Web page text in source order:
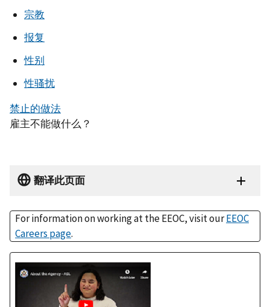
宗教
报复
性别
性骚扰
禁止的做法
雇主不能做什么？
翻译此页面
For information on working at the EEOC, visit ourEEOC
Careers page.